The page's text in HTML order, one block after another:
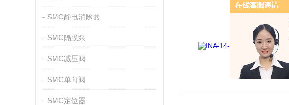
SMC静电消除器
SMC隔膜泵
SMC减压阀
SMC单向阀
SMC定位器